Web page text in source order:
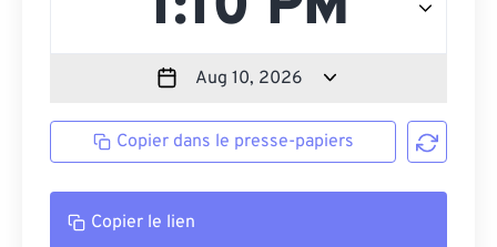
Copier dans le presse-papiers
Copier le lien